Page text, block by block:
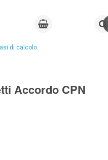
di calcolo
Accordo CPN